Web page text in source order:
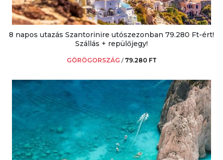
8 napos utazás Szantorinire utószezonban 79.280 Ft-ért!
Szállás + repülőjegy!
GÖRÖGORSZÁG / 79.280 FT